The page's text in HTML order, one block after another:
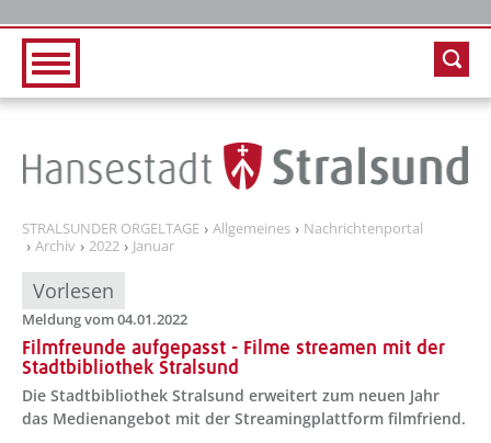
STRALSUNDER ORGELTAGE Allgemeines
Nachrichtenportal
Archiv
2022 Januar
Vorlesen
Meldung vom 04.01.2022
Filmfreunde aufgepasst - Filme streamen mit der
Stadtbibliothek Stralsund
Die Stadtbibliothek Stralsund erweitert zum neuen Jahr
das Medienangebot mit der Streamingplattform filmfriend.